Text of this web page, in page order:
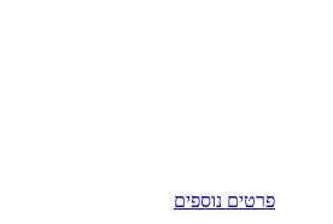
פרטים נוספים